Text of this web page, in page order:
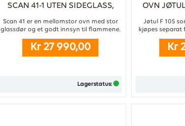
SCAN 41-1 UTEN SIDEGLASS,
Scan 41 er en mellomstor ovn med stor
glassdør og et godt innsyn til flammene.
Stort aluminiumshåndtak
Kr 27 990,00
Lagerstatus:
OVN
Jøtul F 105
kjøpes separat
Kr